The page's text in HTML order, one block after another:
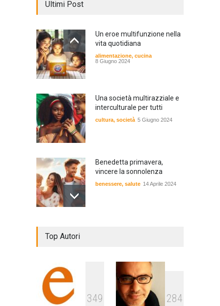
Ultimi Post
Un eroe multifunzione nella
vita quotidiana
alimentazione, cucina
8 Giugno 2024
Una società multirazziale e
interculturale per tutti
cultura, società 5 Giugno 2024
Benedetta primavera,
vincere la sonnolenza
benessere, salute 14 Aprile 2024
E tu hai paura del buio?
cultura società 1 Aprile 2024
Top Autori
349 284